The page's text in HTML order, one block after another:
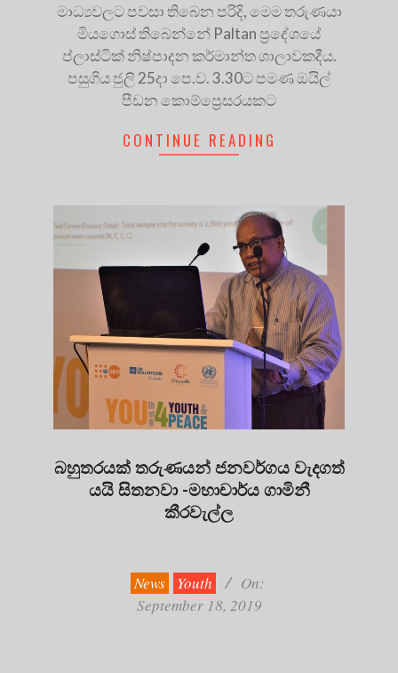
මාධ්‍යවලට පවසා තිබෙන පරිදි, මෙම තරුණයා
මියගොස් තිබෙන්නේ Paltan ප්‍රදේශයේ
ප්ලාස්ටික් නිෂ්පාදන කර්මාන්ත ශාලාවකදීය.
පසුගිය ජුලි 25දා පෙ.ව. 3.30ට පමණ ඔයිල්
පීඩන කොම්ප්‍රෙසරයකට
CONTINUE READING
බහුතරයක් තරුණයන් ජනවර්ගය වැදගත්
යයි සිතනවා -මහාචාර්ය ගාමිනී
කීරවැල්ල
News Youth
On:
September 18, 2019